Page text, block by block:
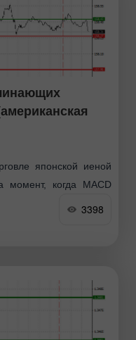
японской иеной
когда MACD
нулевой отметки, что
точки входа
3398